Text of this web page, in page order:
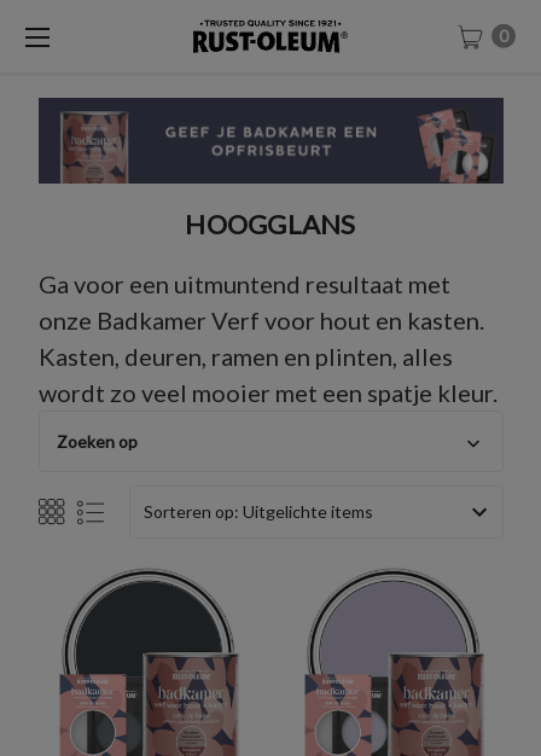
0
HOOGGLANS
Ga voor een uitmuntend resultaat met
onze Badkamer Verf voor hout en kasten.
Kasten, deuren, ramen en plinten, alles
wordt zo veel mooier met een spatje kleur.
Zoeken op
Sorteren op: